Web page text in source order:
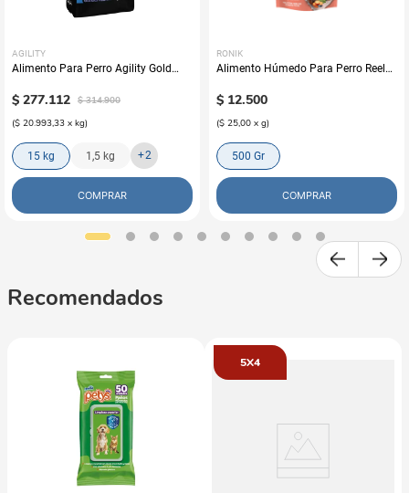
AGILITY
Alimento Para Perro Agility Gold
$ 277.112 $ 314.900
($ 20.993,33 x kg)
15 kg 1,5 kg +2
COMPRAR
RONIK
Alimento Húmedo Para Perro Reelds
$ 12.500
($ 25,00 x g)
500 Gr
COMPRAR
Recomendados
5X4